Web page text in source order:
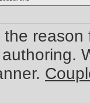
the reason